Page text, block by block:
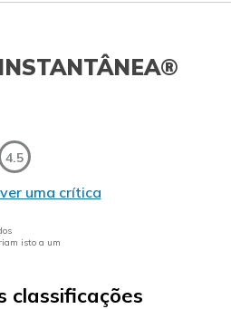
4.5
uma crítica
isto a um
classificações